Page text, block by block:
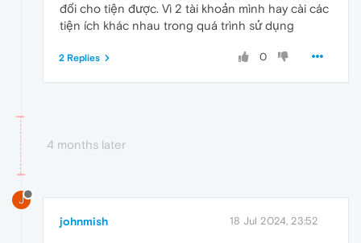
đổi cho tiện được. Vì 2 tài khoản mình hay cài các
tiện ích khác nhau trong quá trình sử dụng
0
2 Replies
4 months later
J
johnmish 18 Jul 2024, 23:52